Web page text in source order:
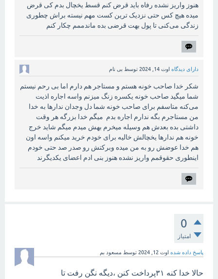
هنوز واریز نشده رفاه باید قرض کنم قسط یخچال بدم کی قرض
میده هیچ کس حتی نزدیک ترین کست مهم نیسته براش چطوری
زندگی می‌کنی تا پول بهت قرضی بده ماندممم چکار کنم
دارای دیدگاه اوت 14, 2024 توسط بی نام
شکر خدا صاحب خونه هستم و مستاجر هم دارم اما بی رحم نیستم
شما میگید صاحب خونه یکسره زنگ میزنم واسه اجاره اذیت
می‌کنه متاسفم برای صاحب خونه شما دل وجدان ندارها به خدا
من مستاجرم بگه ندارم اجاره بدم میگم خدا بزرگه هر وقت
داشتی بده بعدش هم وسیله میخرم بهش میدم میگم شاید خرج
خونه هم ندارها یخچالش خالیه برای خودم خرید میکنم واسه اون
هم خدا عوضش رو به من میده وبرکتش رو صدر صد حتی خودم
اینطوری حقوقمم واریز نشده هنوز بنی ادم اعضای یکدیگرند
0
امتیاز
پاسخ داده شده اوت 12, 2024 توسط مسعود بم
حالا خدا کنه ۳۱پرداخت کنن ،دیگه نگن رفت تا